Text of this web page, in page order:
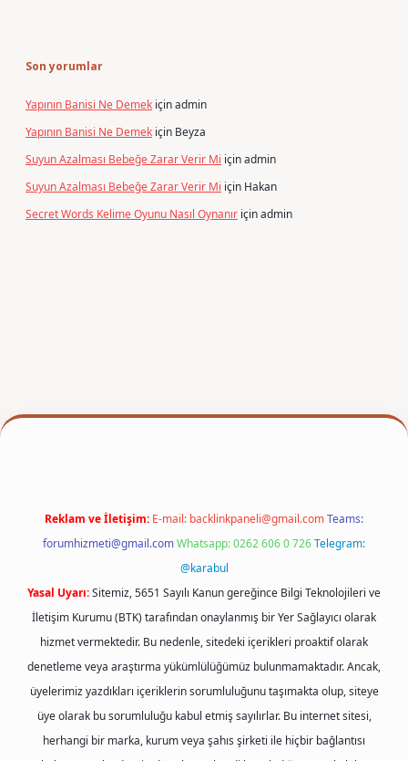
Son yorumlar
Yapının Banisi Ne Demek içinadmin
Yapının Banisi Ne Demek için Beyza
Suyun Azalması Bebeğe Zarar Verir Mi içinadmin
Suyun Azalması Bebeğe Zarar Verir Mi için Hakan
Secret Words Kelime Oyunu Nasıl Oynanır içinadmin
Reklam ve İletişim: E-mail: backlinkpaneli@gmail.comTeams:
forumhizmeti@gmail.comWhatsapp: 0262 606 0 726Telegram:
@karabul
Yasal Uyarı:Sitemiz, 5651 Sayılı Kanun gereğince Bilgi Teknolojileri ve
İletişim Kurumu (BTK) tarafından onaylanmış bir Yer Sağlayıcı olarak
hizmet vermektedir. Bu nedenle, sitedeki içerikleri proaktif olarak
denetleme veya araştırma yükümlülüğümüz bulunmamaktadır. Ancak,
üyelerimiz yazdıkları içeriklerin sorumluluğunu taşımakta olup, siteye
üye olarak bu sorumluluğu kabul etmiş sayılırlar. Bu internet sitesi,
herhangi bir marka, kurum veya şahıs şirketi ile hiçbir bağlantısı